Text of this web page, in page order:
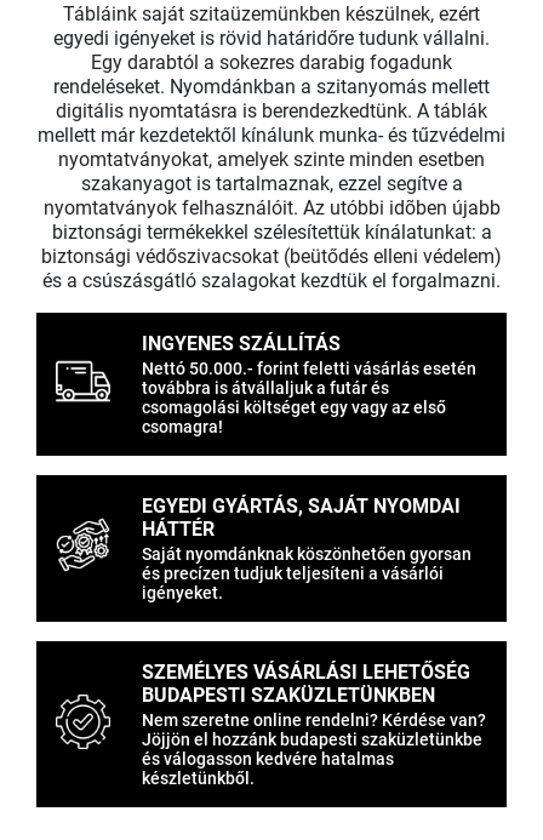
Tábláink saját szitaüzemünkben készülnek, ezért
egyedi igényeket is rövid határidőre tudunk vállalni.
Egy darabtól a sokezres darabig fogadunk
rendeléseket. Nyomdánkban a szitanyomás mellett
digitális nyomtatásra is berendezkedtünk. A táblák
mellett már kezdetektől kínálunk munka- és tűzvédelmi
nyomtatványokat, amelyek szinte minden esetben
szakanyagot is tartalmaznak, ezzel segítve a
nyomtatványok felhasználóit. Az utóbbi idõben újabb
biztonsági termékekkel szélesítettük kínálatunkat: a
biztonsági védőszivacsokat (beütődés elleni védelem)
és a csúszásgátló szalagokat kezdtük el forgalmazni.
INGYENES SZÁLLÍTÁS
Nettó 50.000.- forint feletti vásárlás esetén
továbbra is átvállaljuk a futár és
csomagolási költséget egy vagy az első
csomagra!
EGYEDI GYÁRTÁS, SAJÁT NYOMDAI
HÁTTÉR
Saját nyomdánknak köszönhetően gyorsan
és precízen tudjuk teljesíteni a vásárlói
igényeket.
SZEMÉLYES VÁSÁRLÁSI LEHETŐSÉG
BUDAPESTI SZAKÜZLETÜNKBEN
Nem szeretne online rendelni? Kérdése van?
Jöjjön el hozzánk budapesti szaküzletünkbe
és válogasson kedvére hatalmas
készletünkből.